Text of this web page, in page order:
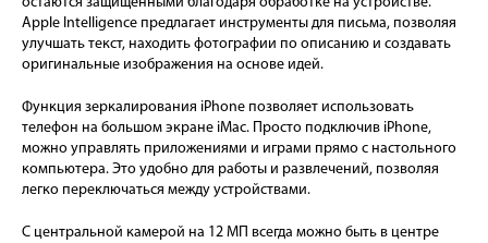
Apple Intelligence предлагает инструменты для письма, позволяя
улучшать текст, находить фотографии по описанию и создавать
оригинальные изображения на основе идей.
Функция зеркалирования iPhone позволяет использовать
телефон на большом экране iMac. Просто подключив iPhone,
можно управлять приложениями и играми прямо с настольного
компьютера. Это удобно для работы и развлечений, позволяя
легко переключаться между устройствами.
С центральной камерой на 12 МП всегда можно быть в центре